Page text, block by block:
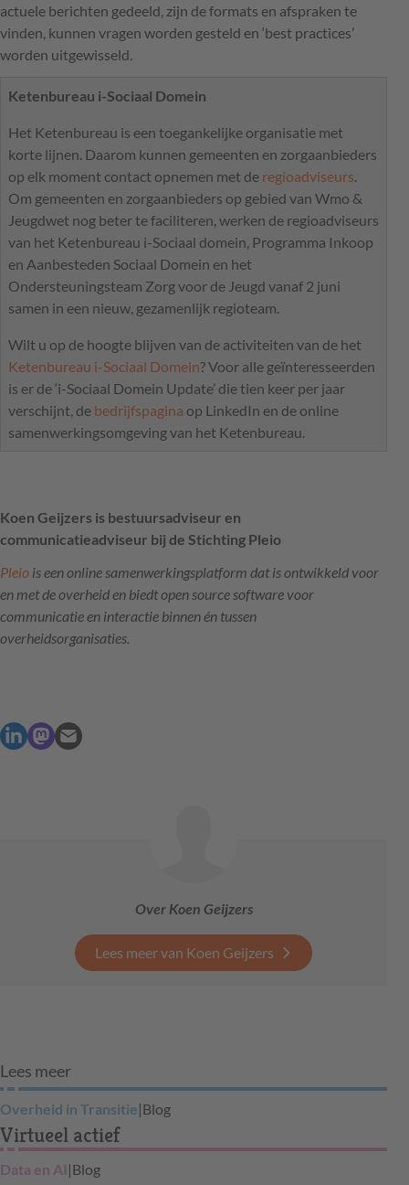
actuele berichten gedeeld, zijn de formats en afspraken te
vinden, kunnen vragen worden gesteld en ‘best practices’
worden uitgewisseld.
Ketenbureau i-Sociaal Domein
Het Ketenbureau is een toegankelijke organisatie met
korte lijnen. Daarom kunnen gemeenten en zorgaanbieders
op elk moment contact opnemen met de regioadviseurs
Om gemeenten en zorgaanbieders op gebied van Wmo &
Jeugdwet nog beter te faciliteren, werken de regioadviseurs
van het Ketenbureau i-Sociaal domein, Programma Inkoop
en Aanbesteden Sociaal Domein en het
Ondersteuningsteam Zorg voor de Jeugd vanaf 2 juni
samen in een nieuw, gezamenlijk regioteam.
Wilt u op de hoogte blijven van de activiteiten van de het
Ketenbureau i-Sociaal Domein? Voor alle geïnteresseerden
is er de ‘i-Sociaal Domein Update’ die tien keer per jaar
verschijnt, de bedrijfspagina op LinkedIn en de online
samenwerkingsomgeving van het Ketenbureau.
Koen Geijzers is bestuursadviseur en
communicatieadviseur bij de Stichting Pleio
Pleio is een online samenwerkingsplatform dat is ontwikkeld voor
en met de overheid en biedt open source software voor
communicatie en interactie binnen én tussen
overheidsorganisaties.
Over Koen Geijzers
Lees meer van Koen Geijzers
Lees meer
Overheid in Transitie|Blog
Virtueel actief
Data en AI |Blog